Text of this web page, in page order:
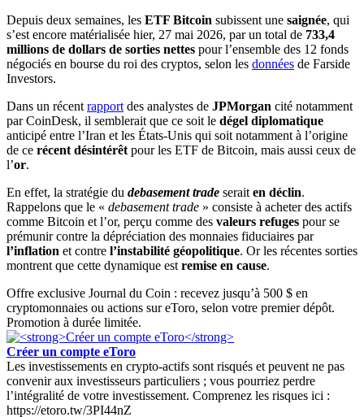
Depuis deux semaines, les ETF Bitcoin subissent une saignée, qui
s’est encore matérialisée hier, 27 mai 2026, par un total de 733,4
millions de dollars de sorties nettes pour l’ensemble des 12 fonds
négociés en bourse du roi des cryptos, selon les données de Farside
Investors.
Dans un récent rapport des analystes de JPMorgan cité notamment
par CoinDesk, il semblerait que ce soit le dégel diplomatique
anticipé entre l’Iran et les États-Unis qui soit notamment à l’origine
de ce récent désintérêt pour les ETF de Bitcoin, mais aussi ceux de
l’or.
En effet, la stratégie du debasement trade serait en déclin.
Rappelons que le « debasement trade » consiste à acheter des actifs
comme Bitcoin et l’or, perçu comme des valeurs refuges pour se
prémunir contre la dépréciation des monnaies fiduciaires par
l’inflation et contre l’instabilité géopolitique. Or les récentes sorties
montrent que cette dynamique est remise en cause.
Offre exclusive Journal du Coin : recevez jusqu’à 500 $ en
cryptomonnaies ou actions sur eToro, selon votre premier dépôt.
Promotion à durée limitée.
Créer un compte eToro
Les investissements en crypto-actifs sont risqués et peuvent ne pas
convenir aux investisseurs particuliers ; vous pourriez perdre
l’intégralité de votre investissement. Comprenez les risques ici :
https://etoro.tw/3PI44nZ